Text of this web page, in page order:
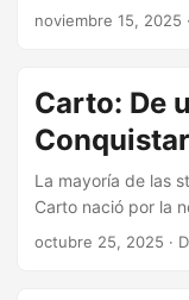
integración del
nuestro frontend
noviembre 15, 2025
Carto: De
La mayoría de las
Carto nació por la
ONU. Esta es la
octubre 25, 2025 ·